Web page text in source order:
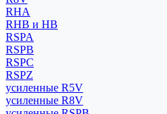
RHA
RHB и HB
RSPA
RSPB
RSPC
RSPZ
усиленные R5V
усиленные R8V